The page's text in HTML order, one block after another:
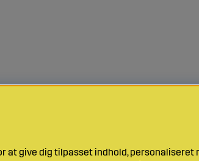
give dig tilpasset indhold,